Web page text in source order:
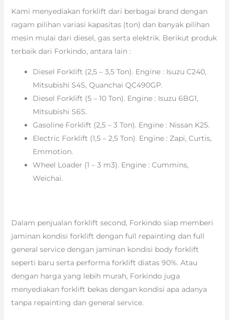
Kami menyediakan forklift dari berbagai brand dengan
ragam pilihan variasi kapasitas (ton) dan banyak pilihan
mesin mulai dari diesel, gas serta elektrik. Berikut produk
terbaik dari Forkindo, antara lain :
Diesel Forklift (2,5 – 3,5 Ton). Engine : Isuzu C240,
Mitsubishi S4S, Quanchai QC490GP.
Diesel Forklift (5 – 10 Ton). Engine : Isuzu 6BG1,
Mitsubishi S6S.
Gasoline Forklift (2,5 – 3 Ton). Engine : Nissan K25.
Electric Forklift (1,5 – 2,5 Ton). Engine : Zapi, Curtis,
Emmotion.
Wheel Loader (1 – 3 m3). Engine : Cummins,
Weichai.
Dalam penjualan forklift second, Forkindo siap memberi
jaminan kondisi forklift dengan full repainting dan full
general service dengan jaminan kondisi body forklift
seperti baru serta performa forklift diatas 90%. Atau
dengan harga yang lebih murah, Forkindo juga
menyediakan forklift bekas dengan kondisi apa adanya
tanpa repainting dan general service.